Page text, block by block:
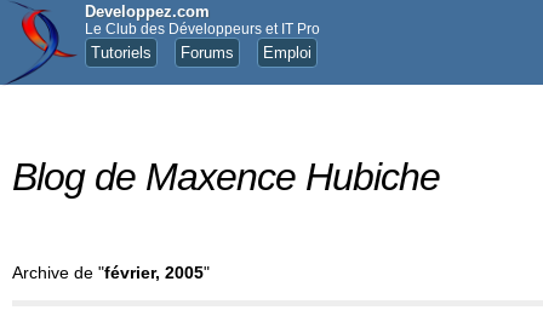
Developpez.com
Le Club des Développeurs et IT Pro
Tutoriels Forums Emploi
Blog de Maxence Hubiche
Archive de "février, 2005"